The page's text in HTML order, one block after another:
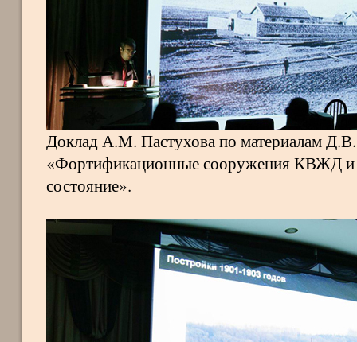
Доклад А.М. Пастухова по материалам Д.В.
«Фортификационные сооружения КВЖД и
состояние».